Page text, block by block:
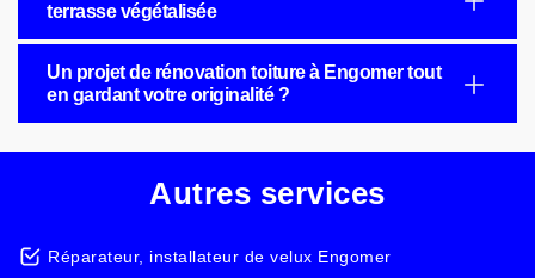
terrasse végétalisée
Un projet de rénovation toiture à Engomer tout
en gardant votre originalité ?
Autres services
Réparateur, installateur de velux Engomer